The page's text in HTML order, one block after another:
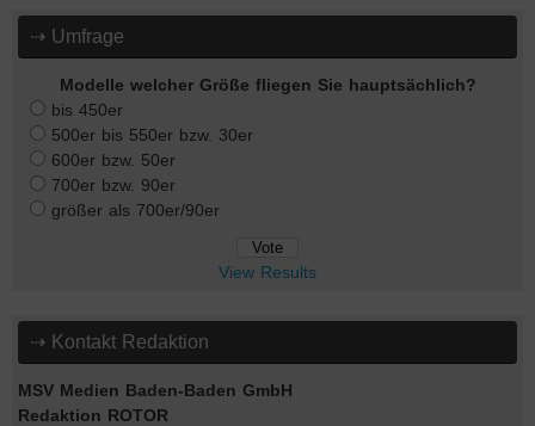
⇢ Umfrage
Modelle welcher Größe fliegen Sie hauptsächlich?
bis 450er
500er bis 550er bzw. 30er
600er bzw. 50er
700er bzw. 90er
größer als 700er/90er
View Results
⇢ Kontakt Redaktion
MSV Medien Baden-Baden GmbH
Redaktion ROTOR